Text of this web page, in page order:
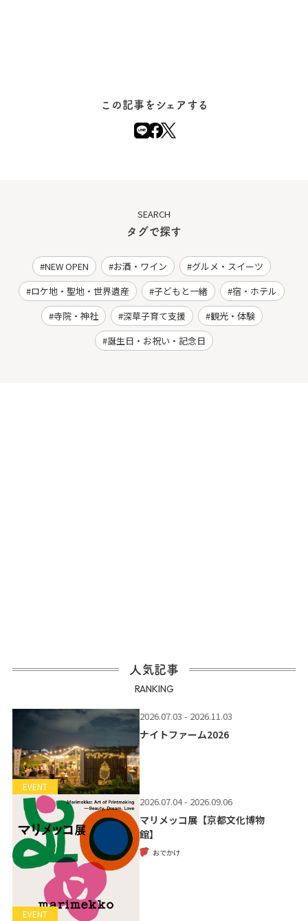
この記事をシェアする
SEARCH
タグで探す
NEW OPEN お酒・ワイン
グルメ・スイーツ
ロケ地・聖地・世界遺産
子どもと一緒
宿・ホテル
寺院・神社
深草子育て支援
観光・体験
誕生日・お祝い・記念日
人気記事
RANKING
EVENT
2026.07.03 - 2026.11.03
ナイトファーム2026
EVENT
2026.07.04 - 2026.09.06
マリメッコ展【京都文化博物
館】
おでかけ